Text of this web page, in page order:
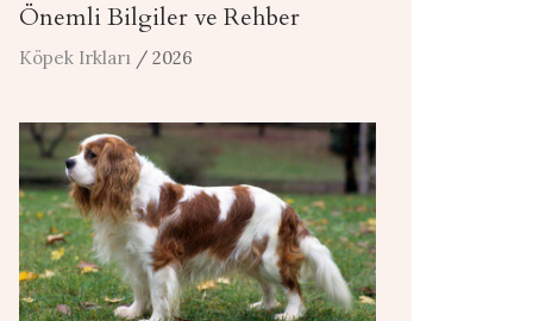
Önemli Bilgiler ve Rehber
Köpek Irkları / 2026